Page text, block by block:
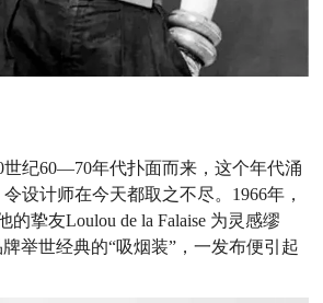
世纪60—70年代扑面而来，这个年代涌
设计师在今天都取之不尽。1966年，
的挚友Loulou de la Falaise 为灵感缪
举世经典的“吸烟装”，一发布便引起